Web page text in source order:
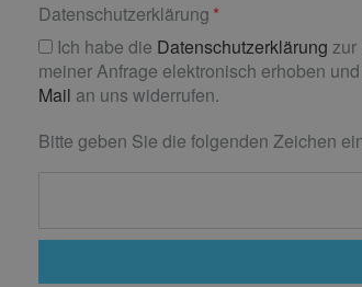
Datenschutzerklärung
Ich habe die Datenschutzerklärung zur
meiner Anfrage elektronisch erhoben
Mail an uns widerrufen.
Bitte geben Sie die folgenden Zeichen